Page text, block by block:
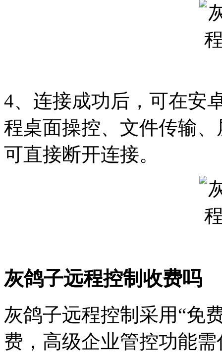
4、连接成功后，可在安
程桌面操控、文件传输
可直接断开连接。
灰鸽子远程控制收费吗
灰鸽子远程控制采用‌“免
费，高级企业管控功能需